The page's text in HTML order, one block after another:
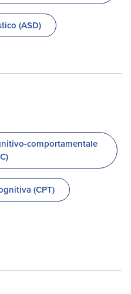
(ASD)
comportamentale
(CPT)